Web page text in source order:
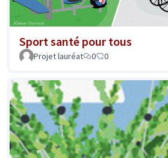
Sport santé pour tous
Projet lauréat 0 0